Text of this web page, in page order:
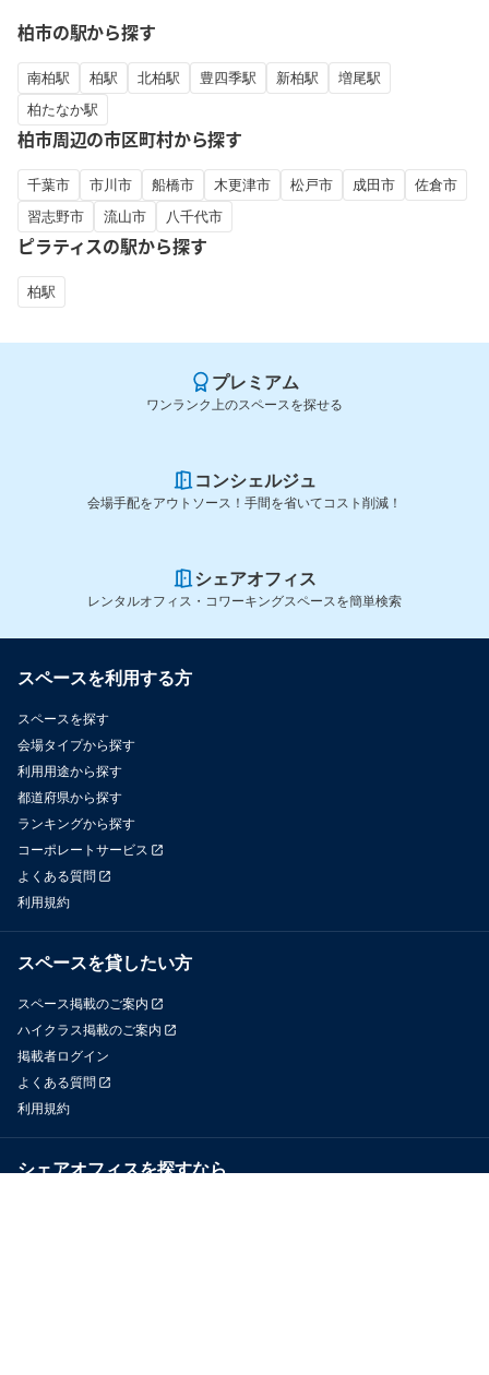
柏市の駅から探す
南柏駅 柏駅 北柏駅 豊四季駅 新柏駅
増尾駅
柏たなか駅
柏市周辺の市区町村から探す
千葉市 市川市 船橋市 木更津市 松戸市 成田市
佐倉市
習志野市
流山市 八千代市
ピラティスの駅から探す
柏駅
プレミアム
ワンランク上のスペースを探せる
コンシェルジュ
会場手配をアウトソース！手間を省いてコスト削減！
シェアオフィス
レンタルオフィス・コワーキングスペースを簡単検索
スペースを利用する方
スペースを探す
会場タイプから探す
利用用途から探す
都道府県から探す
ランキングから探す
コーポレートサービス
よくある質問
利用規約
スペースを貸したい方
スペース掲載のご案内
ハイクラス掲載のご案内
掲載者ログイン
よくある質問
利用規約
シェアオフィスを探すなら